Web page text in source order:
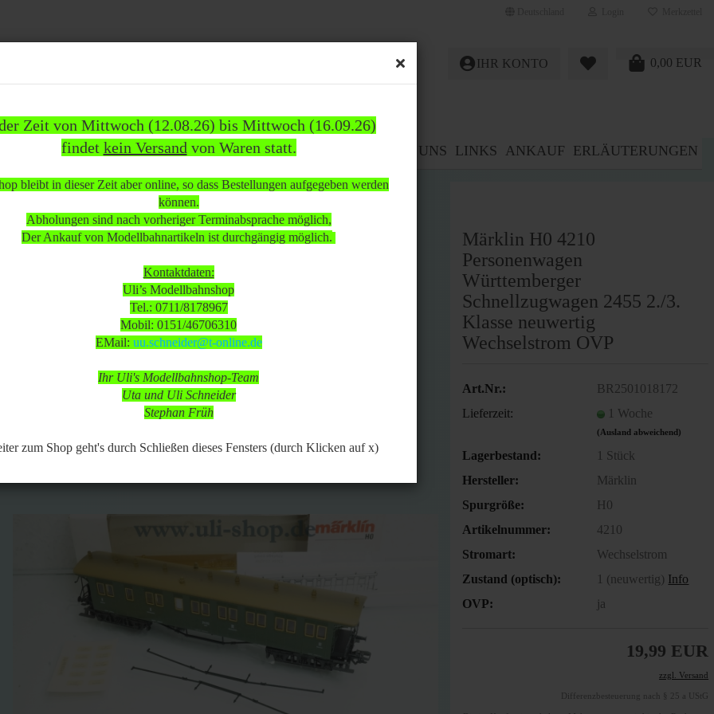
Zeit von Mittwoch (12.08.26) bis Mittwoch (16.09.26)
findet kein Versand von Waren statt.
bleibt in dieser Zeit aber online, so dass Bestellungen aufgegeben werden
können.
Abholungen sind nach vorheriger Terminabsprache möglich,
Der Ankauf von Modellbahnartikeln ist durchgängig möglich.
Kontaktdaten:
Uli’s Modellbahnshop
Tel.: 0711/8178967
Mobil: 0151/46706310
EMail: uu.schneider@t-online.de
Ihr Uli's Modellbahnshop-Team
Uta und Uli Schneider
Stephan Früh
zum Shop geht's durch Schließen dieses Fensters (durch Klicken auf x)
0,00 EUR
IHR KONTO
INFOS KUNDEN ÜBER UNS LINKS ANKAUF ERLÄUTERUNGEN
WEITERE
» »
Württemberger Schnellzugwagen 2455 2./3. Klasse neuwertig Wechselstrom OVP
(12.08.26) bis Mittwoch (16.09.26)
dieser Zeit aber online, so dass Bestellungen aufgegeben werden können.
nach vorheriger Terminabsprache möglich,
Modellbahnartikeln ist durchgängig möglich.
weiter » Letzter »
Märklin H0 4210
Personenwagen
Württemberger
Schnellzugwagen 2455 2./3.
Klasse neuwertig
Wechselstrom OVP
Art.Nr.:
BR2501018172
Lieferzeit:
1 Woche
(Ausland abweichend)
Lagerbestand: 1 Stück
Hersteller:
Märklin
Spurgröße:
H0
Artikelnummer:
4210
Stromart:
Wechselstrom
Zustand (optisch):
1 (neuwertig) Info
OVP:
ja
19,99 EUR
zzgl. Versand
Differenzbesteuerung nach § 25 a UStG